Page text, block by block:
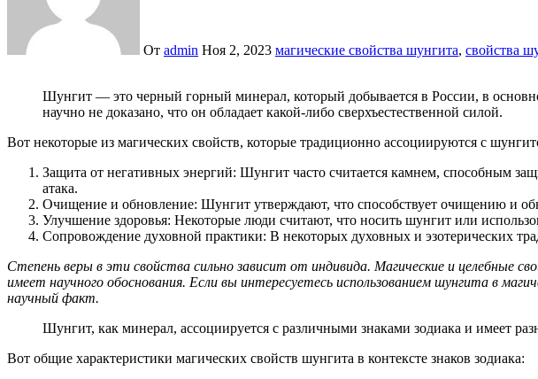
От admin Ноя 2, 2023 магические свойства шунгита, свойства
Шунгит — это черный горный минерал, который добывается в России, в основном в республике Карелия. Ему приписывают различные магические и целебные свойства, хотя
научно не доказано, что он обладает какой-либо сверхъестественной силой.
Вот некоторые из магических свойств, которые традиционно ассоциируются с
Защита от негативных энергий: Шунгит часто считается камнем, способным
атака.
Очищение и обновление: Шунгит утверждают, что способствует очищению и
Улучшение здоровья: Некоторые люди считают, что носить шунгит или
Сопровождение духовной практики: В некоторых духовных и эзотерических
Степень веры в эти свойства сильно зависит от индивида. Магические и целебные
имеет научного обоснования. Если вы интересуетесь использованием шунгита в
научный факт.
Шунгит, как минерал, ассоциируется с различными знаками зодиака и имеет
Вот общие характеристики магических свойств шунгита в контексте знаков зодиака: